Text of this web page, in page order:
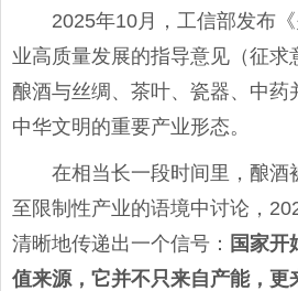
2025年10月，工信部发布
业高质量发展的指导意见（征求
酿酒与丝绸、茶叶、瓷器、中药
中华文明的重要产业形态。
在相当长一段时间里，酿酒
至限制性产业的语境中讨论，
清晰地传递出一个信号： 国家开
值来源，它并不只来自产能，更